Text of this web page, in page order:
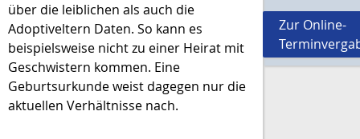
über die leiblichen als auch die
Adoptiveltern Daten. So kann es
beispielsweise nicht zu einer Heirat mit
Geschwistern kommen. Eine
Geburtsurkunde weist dagegen nur die
aktuellen Verhältnisse nach.
Zur Online-